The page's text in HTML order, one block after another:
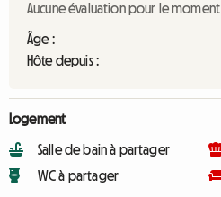
Aucune évaluation pour le moment
Âge :
Hôte depuis :
Logement
Salle de bain à partager
WC à partager